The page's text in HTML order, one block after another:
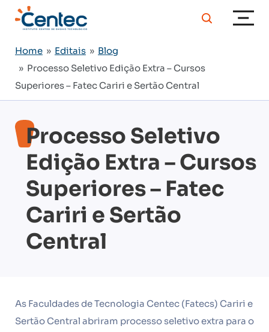
Home » Editais » Blog
» Processo Seletivo Edição Extra – Cursos
Superiores – Fatec Cariri e Sertão Central
Processo Seletivo
Edição Extra – Cursos
Superiores – Fatec
Cariri e Sertão
Central
As Faculdades de Tecnologia Centec (Fatecs) Cariri e
Sertão Central abriram processo seletivo extra para o